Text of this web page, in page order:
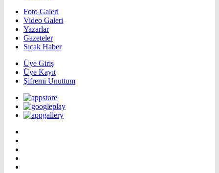
Foto Galeri
Video Galeri
Yazarlar
Gazeteler
Sıcak Haber
Üye Giriş
Üye Kayıt
Şifremi Unuttum